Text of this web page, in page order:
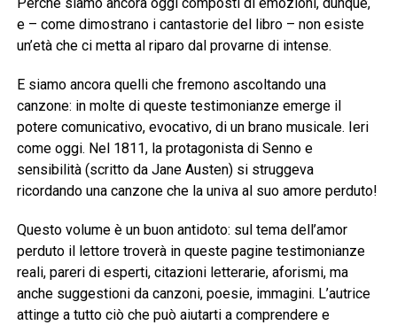
Perché siamo ancora oggi composti di emozioni, dunque,
e – come dimostrano i cantastorie del libro – non esiste
un’età che ci metta al riparo dal provarne di intense.
E siamo ancora quelli che fremono ascoltando una
canzone: in molte di queste testimonianze emerge il
potere comunicativo, evocativo, di un brano musicale. Ieri
come oggi. Nel 1811, la protagonista di Senno e
sensibilità (scritto da Jane Austen) si struggeva
ricordando una canzone che la univa al suo amore perduto!
Questo volume è un buon antidoto: sul tema dell’amor
perduto il lettore troverà in queste pagine testimonianze
reali, pareri di esperti, citazioni letterarie, aforismi, ma
anche suggestioni da canzoni, poesie, immagini. L’autrice
attinge a tutto ciò che può aiutarti a comprendere e